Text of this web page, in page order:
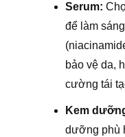
Serum:
để làm
bảo vệ da,
cường tái
Kem
dưỡng phù